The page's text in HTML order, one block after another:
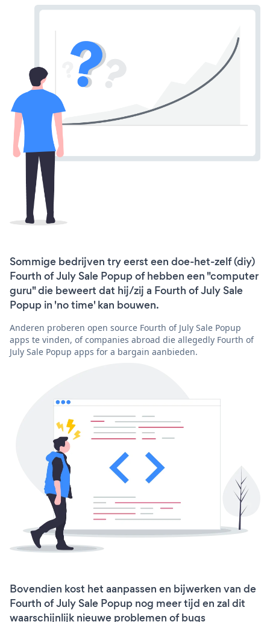
Sommige bedrijven try eerst een doe-het-zelf (diy)
Fourth of July Sale Popup of hebben een "computer
guru" die beweert dat hij/zij a Fourth of July Sale
Popup in 'no time' kan bouwen.
Anderen proberen open source Fourth of July Sale Popup
apps te vinden, of companies abroad die allegedly Fourth of
July Sale Popup apps for a bargain aanbieden.
Bovendien kost het aanpassen en bijwerken van de
Fourth of July Sale Popup nog meer tijd en zal dit
waarschijnlijk nieuwe problemen of bugs